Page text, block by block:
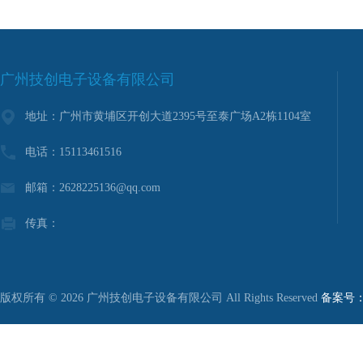
广州技创电子设备有限公司
地址：广州市黄埔区开创大道2395号至泰广场A2栋1104室
电话：15113461516
邮箱：2628225136@qq.com
传真：
版权所有 © 2026 广州技创电子设备有限公司 All Rights Reserved 备案号